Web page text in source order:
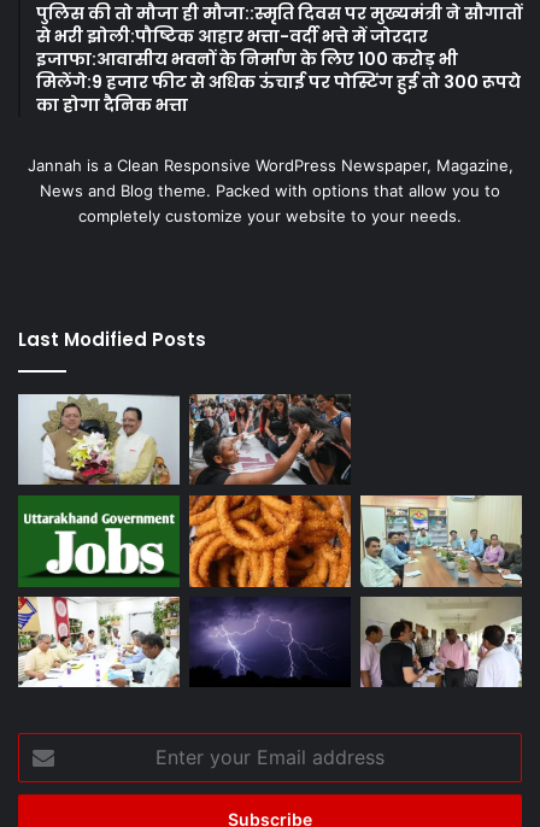
पुलिस की तो मौजा ही मौजा::स्मृति दिवस पर मुख्यमंत्री ने सौगातों
से भरी झोली:पौष्टिक आहार भत्ता-वर्दी भत्ते में जोरदार
इजाफा:आवासीय भवनों के निर्माण के लिए 100 करोड़ भी
मिलेंगे:9 हजार फीट से अधिक ऊंचाई पर पोस्टिंग हुई तो 300 रूपये
का होगा दैनिक भत्ता
Jannah is a Clean Responsive WordPress Newspaper, Magazine,
News and Blog theme. Packed with options that allow you to
completely customize your website to your needs.
Last Modified Posts
your
Email